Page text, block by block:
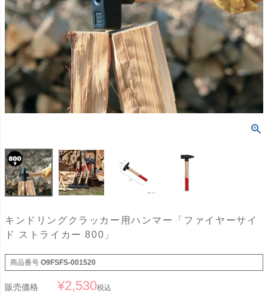
キンドリングクラッカー用ハンマー「ファイヤーサイ
ド ストライカー 800」
商品番号 O9FSFS-001520
販売価格 ¥2,530税込